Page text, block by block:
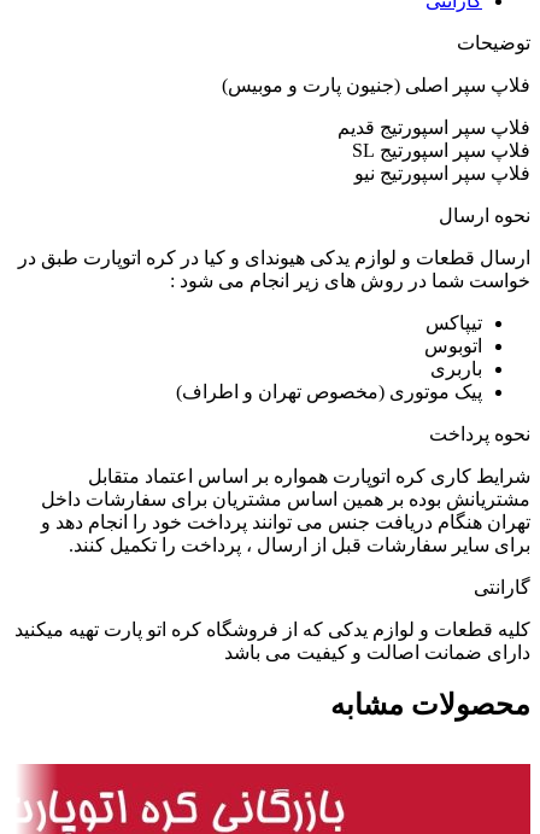
توضیحات
فلاپ سپر اصلی (جنیون پارت و موبیس)
فلاپ سپر اسپورتیج قدیم
فلاپ سپر اسپورتیج SL
فلاپ سپر اسپورتیج نیو
نحوه ارسال
ارسال قطعات و لوازم یدکی هیوندای و کیا در کره اتوپارت طبق در
خواست شما در روش های زیر انجام می شود :
تیپاکس
اتوبوس
باربری
پیک موتوری (مخصوص تهران و اطراف)
نحوه پرداخت
شرایط کاری کره اتوپارت همواره بر اساس اعتماد متقابل
مشتریانش بوده بر همین اساس مشتریان برای سفارشات داخل
تهران هنگام دریافت جنس می توانند پرداخت خود را انجام دهد و
برای سایر سفارشات قبل از ارسال ، پرداخت را تکمیل کنند.
گارانتی
کلیه قطعات و لوازم یدکی که از فروشگاه کره اتو پارت تهیه میکنید
دارای ضمانت اصالت و کیفیت می باشد
محصولات مشابه